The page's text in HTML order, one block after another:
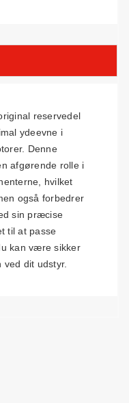
reservedel
ydeevne i
Denne
afgørende rolle i
hvilket
også forbedrer
sin præcise
til at passe
kan være sikker
dit udstyr.